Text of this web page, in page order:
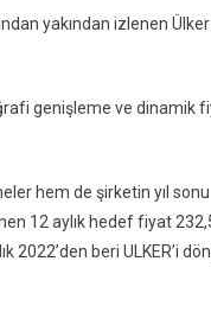
yakından izlenen
genişleme ve dinamik
hem de şirketin yıl sonu
12 aylık hedef fiyat
2022’den beri ULKER’i